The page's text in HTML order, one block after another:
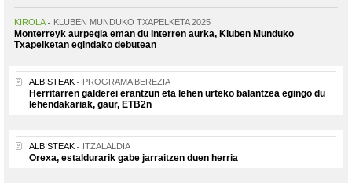
KIROLA KLUBEN MUNDUKO TXAPELKETA 2025
Monterreyk aurpegia eman du Interren aurka, Kluben Munduko
Txapelketan egindako debutean
ALBISTEAK PROGRAMA BEREZIA
Herritarren galderei erantzun eta lehen urteko balantzea egingo du
lehendakariak, gaur, ETB2n
ALBISTEAK ITZALALDIA
Orexa, estaldurarik gabe jarraitzen duen herria